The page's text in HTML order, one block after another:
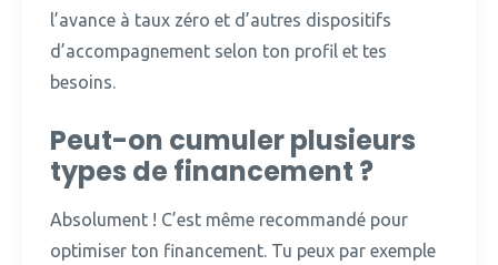
l’avance à taux zéro et d’autres dispositifs
d’accompagnement selon ton profil et tes
besoins.
Peut-on cumuler plusieurs
types de financement ?
Absolument ! C’est même recommandé pour
optimiser ton financement. Tu peux par exemple